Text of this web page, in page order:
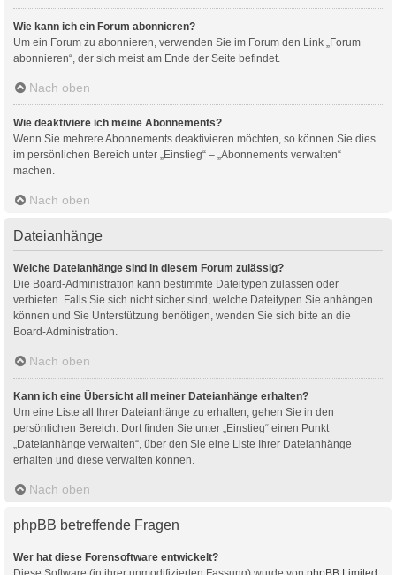
Wie kann ich ein Forum abonnieren?
Um ein Forum zu abonnieren, verwenden Sie im Forum den Link „Forum
abonnieren“, der sich meist am Ende der Seite befindet.
Nach oben
Wie deaktiviere ich meine Abonnements?
Wenn Sie mehrere Abonnements deaktivieren möchten, so können Sie dies
im persönlichen Bereich unter „Einstieg“ – „Abonnements verwalten“
machen.
Nach oben
Dateianhänge
Welche Dateianhänge sind in diesem Forum zulässig?
Die Board-Administration kann bestimmte Dateitypen zulassen oder
verbieten. Falls Sie sich nicht sicher sind, welche Dateitypen Sie anhängen
können und Sie Unterstützung benötigen, wenden Sie sich bitte an die
Board-Administration.
Nach oben
Kann ich eine Übersicht all meiner Dateianhänge erhalten?
Um eine Liste all Ihrer Dateianhänge zu erhalten, gehen Sie in den
persönlichen Bereich. Dort finden Sie unter „Einstieg“ einen Punkt
„Dateianhänge verwalten“, über den Sie eine Liste Ihrer Dateianhänge
erhalten und diese verwalten können.
Nach oben
phpBB betreffende Fragen
Wer hat diese Forensoftware entwickelt?